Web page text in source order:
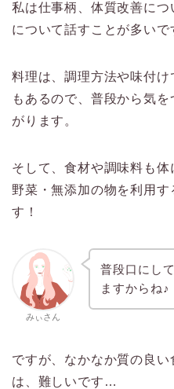
私は仕事柄、体質改善に
について話すことが多いで
料理は、調理方法や味付け
もあるので、普段から気
がります。
そして、食材や調味料も
野菜・無添加の物を利用す
す！
みぃさん
普段口にし
ますからね♪
ですが、なかなか質の良
は、難しいです…